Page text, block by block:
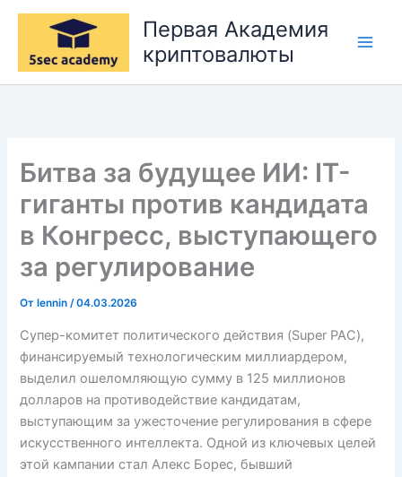
Перейти
содержимому
Первая Академия
криптовалюты
Битва за будущее ИИ: IT-
гиганты против кандидата
в Конгресс, выступающего
за регулирование
От lennin/04.03.2026
Супер-комитет политического действия (Super PAC),
финансируемый технологическим миллиардером,
выделил ошеломляющую сумму в 125 миллионов
долларов на противодействие кандидатам,
выступающим за ужесточение регулирования в сфере
искусственного интеллекта. Одной из ключевых целей
этой кампании стал Алекс Борес, бывший